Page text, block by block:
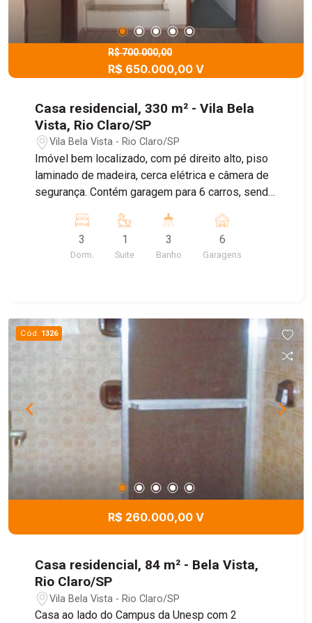
R$ 700.000,00
R$ 650.000,00 V
Casa residencial, 330 m² - Vila Bela
Vista, Rio Claro/SP
Vila Bela Vista - Rio Claro/SP
Imóvel bem localizado, com pé direito alto, piso
laminado de madeira, cerca elétrica e câmera de
segurança. Contém garagem para 6 carros, sendo
dormitórios com armários planejados, sendo 1
suíte com closet, sacada, banheiro social com
box blindex, sala de TV, 2 salas de estar, sala de
alvenaria, pia, piscina e quintal. Possibilidade de
contratação a parte de segurança privada no
3
Dorm.
1
Suite
3
Banho
6
Garagens
Cód. 1326
R$ 260.000,00 V
Casa residencial, 84 m² - Bela Vista,
Rio Claro/SP
Vila Bela Vista - Rio Claro/SP
Casa ao lado do Campus da Unesp com 2